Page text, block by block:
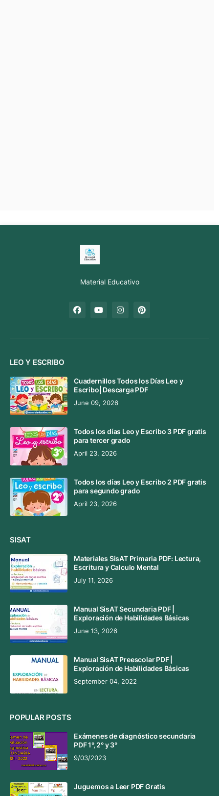
Material Educativo
LEO Y ESCRIBO
Cuadernillos Todos los Días Leo y
Escribo| Descarga PDF
June 09, 2026
Todos los días Leo y Escribo 3 PDF gratis
para tercer grado
April 23, 2026
Todos los días Leo y Escribo 2 PDF gratis
para segundo grado
April 23, 2026
SISAT
Materiales SisAT Primaria PDF: Lectura,
Escritura y Calculo Mental
July 11, 2026
Manual SisAT Secundaria PDF |
Exploración de Habilidades Básicas
June 13, 2026
Manual SisAT Preescolar PDF |
Exploración de Habilidades Básicas
September 04, 2022
POPULAR POSTS
Exámenes de diagnóstico secundaria
PDF 1°, 2° y 3°
9/03/2023
Juguemos a Leer PDF Gratis